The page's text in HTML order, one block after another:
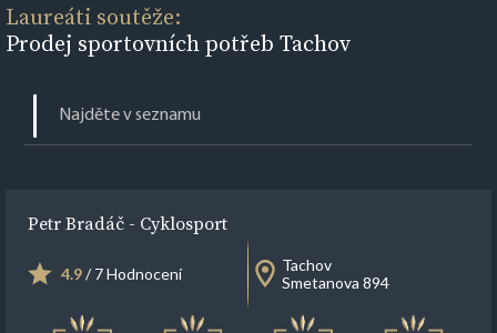
Laureáti soutěže:
Prodej sportovních potřeb Tachov
Petr Bradáč - Cyklosport
4.9/ 7 Hodnocení
Tachov
Smetanova 894